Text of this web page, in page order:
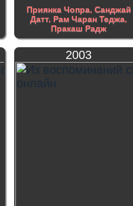
Приянка Чопра, Санджай
Датт,Рам Чаран Теджа,
Пракаш Радж
2003